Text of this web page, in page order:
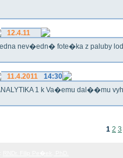
12.4.11
nev�edn� fote�ka z paluby
11.4.2011
14:30
1 k Va�emu dal��mu
1 2 3